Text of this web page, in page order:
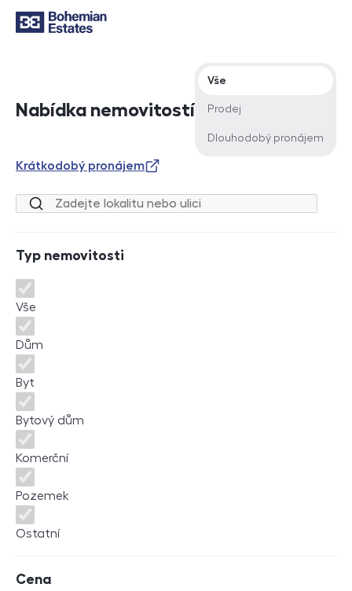
Nabídka nemovitostí
Typ nabídky
Vše
Prodej
Dlouhodobý pronájem
Krátkodobý pronájem
Lokalita nebo ulice
Typ nemovitosti
Typ nemovitosti
Vše
Dům
Byt
Bytový dům
Komerční
Pozemek
Ostatní
Cena